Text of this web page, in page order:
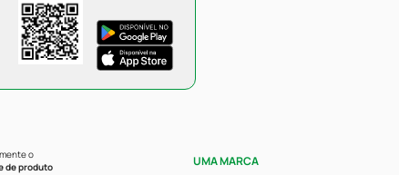
o
de produto
UMA MARCA